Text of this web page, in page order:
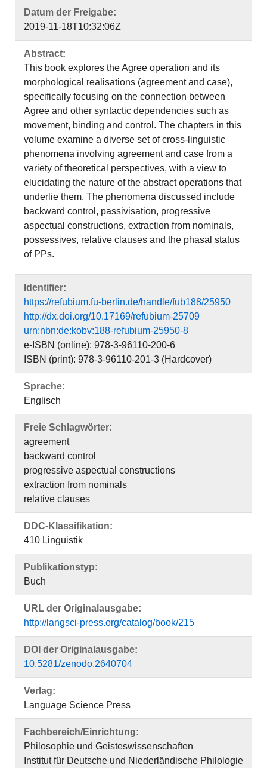
Datum der Freigabe:
2019-11-18T10:32:06Z
Abstract:
This book explores the Agree operation and its
morphological realisations (agreement and case),
specifically focusing on the connection between
Agree and other syntactic dependencies such as
movement, binding and control. The chapters in this
volume examine a diverse set of cross-linguistic
phenomena involving agreement and case from a
variety of theoretical perspectives, with a view to
elucidating the nature of the abstract operations that
underlie them. The phenomena discussed include
backward control, passivisation, progressive
aspectual constructions, extraction from nominals,
possessives, relative clauses and the phasal status
of PPs.
Identifier:
https://refubium.fu-berlin.de/handle/fub188/25950
http://dx.doi.org/10.17169/refubium-25709
urn:nbn:de:kobv:188-refubium-25950-8
e-ISBN (online): 978-3-96110-200-6
ISBN (print): 978-3-96110-201-3 (Hardcover)
Sprache:
Englisch
Freie Schlagwörter:
agreement
backward control
progressive aspectual constructions
extraction from nominals
relative clauses
DDC-Klassifikation:
410 Linguistik
Publikationstyp:
Buch
URL der Originalausgabe:
http://langsci-press.org/catalog/book/215
DOI der Originalausgabe:
10.5281/zenodo.2640704
Verlag:
Language Science Press
Fachbereich/Einrichtung:
Philosophie und Geisteswissenschaften
Institut für Deutsche und Niederländische Philologie